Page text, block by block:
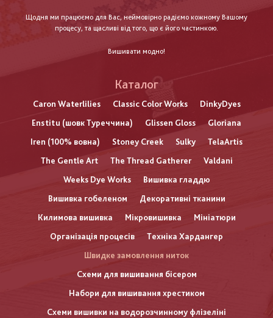
Щодня ми працюємо для Вас, неймовірно радіємо кожному Вашому
процесу, та щасливі від того, що є його частинкою.
Вишивати модно!
Каталог
Caron Waterlilies Classic Color Works
DinkyDyes
Enstitu (шовк Туреччина)
Glissen Gloss
Gloriana
Iren (100% вовна)
Stoney Creek Sulky
TelaArtis
The Gentle Art
The Thread Gatherer
Valdani
Weeks Dye Works
Вишивка гладдю
Вишивка гобеленом
Декоративні тканини
Килимова вишивка
Мікровишивка
Мініатюри
Організація процесів
Техніка Хардангер
Швидке замовлення ниток
Схеми для вишивання бісером
Набори для вишивання хрестиком
Схеми вишивки на водорозчинному флізеліні